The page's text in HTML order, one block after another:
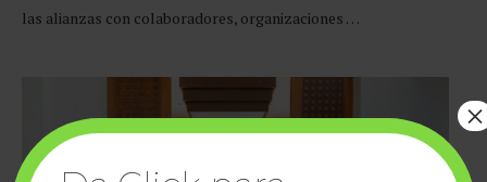
las alianzas con colaboradores, organizaciones …
×